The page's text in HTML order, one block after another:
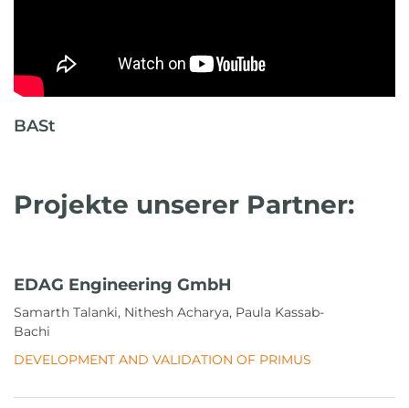
BASt
Projekte unserer Partner:
EDAG Engineering GmbH
Samarth Talanki, Nithesh Acharya, Paula Kassab-
Bachi
DEVELOPMENT AND VALIDATION OF PRIMUS